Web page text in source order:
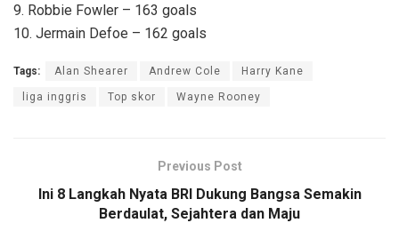
9. Robbie Fowler – 163 goals
10. Jermain Defoe – 162 goals
Tags: Alan Shearer Andrew Cole Harry Kane
liga inggris Top skor Wayne Rooney
Previous Post
Ini 8 Langkah Nyata BRI Dukung Bangsa Semakin
Berdaulat, Sejahtera dan Maju